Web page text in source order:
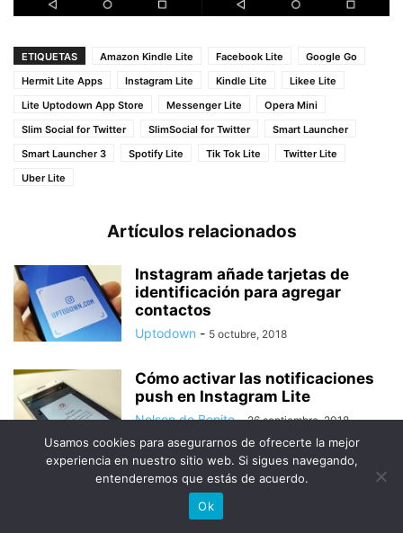
ETIQUETAS Amazon Kindle Lite Facebook Lite
Google Go
Hermit Lite Apps
Instagram Lite Kindle Lite
Likee Lite
Lite Uptodown App Store
Messenger Lite
Opera Mini
Slim Social for Twitter
SlimSocial for Twitter
Smart Launcher
Smart Launcher 3
Spotify Lite Tik Tok Lite
Twitter Lite
Uber Lite
Artículos relacionados
Instagram añade tarjetas de
identificación para agregar
contactos
Uptodown - 5 octubre, 2018
Cómo activar las notificaciones
push en Instagram Lite
Nelson de Benito - 26 septiembre, 2018
Cómo ahorrar datos en tus
principales aplicaciones de
Android
Usamos cookies para asegurarnos de ofrecerte la mejor
experiencia en nuestro sitio web. Si sigues navegando,
entenderemos que estás de acuerdo.
Ok